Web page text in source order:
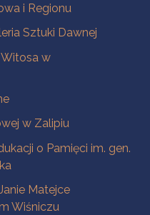
i Regionu
Sztuki Dawnej
w
w Zalipiu
o Pamięci im. gen.
Matejce
Wiśniczu